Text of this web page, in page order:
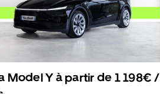
Model Y à partir de 1 198€ /